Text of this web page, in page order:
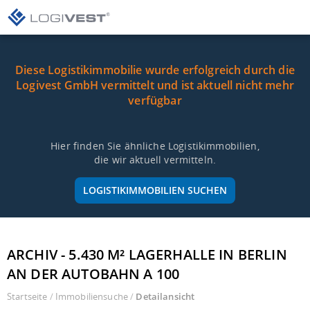
Diese Logistikimmobilie wurde erfolgreich durch die
Logivest GmbH vermittelt und ist aktuell nicht mehr
verfügbar
Hier finden Sie ähnliche Logistikimmobilien,
die wir aktuell vermitteln.
LOGISTIKIMMOBILIEN SUCHEN
ARCHIV - 5.430 M² LAGERHALLE IN BERLIN
AN DER AUTOBAHN A 100
Startseite / Immobiliensuche/ Detailansicht